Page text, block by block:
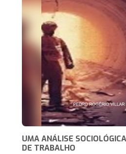
UMA ANÁLISE
DE TRABALHO